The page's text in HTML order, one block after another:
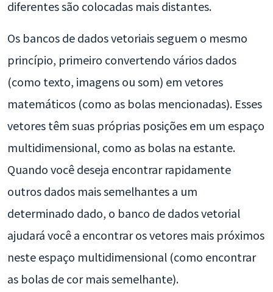
diferentes são colocadas mais distantes.
Os bancos de dados vetoriais seguem o mesmo
princípio, primeiro convertendo vários dados
(como texto, imagens ou som) em vetores
matemáticos (como as bolas mencionadas). Esses
vetores têm suas próprias posições em um espaço
multidimensional, como as bolas na estante.
Quando você deseja encontrar rapidamente
outros dados mais semelhantes a um
determinado dado, o banco de dados vetorial
ajudará você a encontrar os vetores mais próximos
neste espaço multidimensional (como encontrar
as bolas de cor mais semelhante).